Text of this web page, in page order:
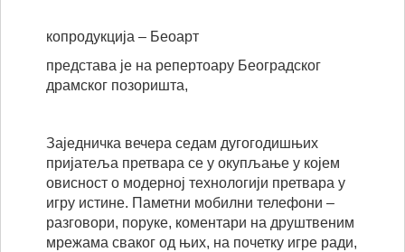
копродукција – Беоарт
представа је на репертоару Београдског
драмског позоришта,
Заједничка вечера седам дугогодишњих
пријатеља претвара се у окупљање у којем
овисност о модерној технологији претвара у
игру истине. Паметни мобилни телефони –
разговори, поруке, коментари на друштвеним
мрежама сваког од њих, на почетку игре ради,